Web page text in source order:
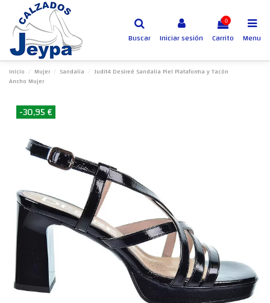
Buscar Iniciar sesión
0
Carrito Menu
Inicio Mujer Sandalia
Judit4 Desireé Sandalia Piel Plataforma y Tacón
Ancho Mujer
-30,95 €